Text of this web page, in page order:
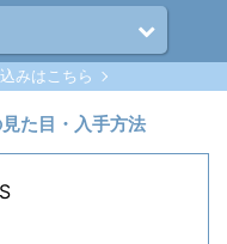
みはこちら
た目・入手方法